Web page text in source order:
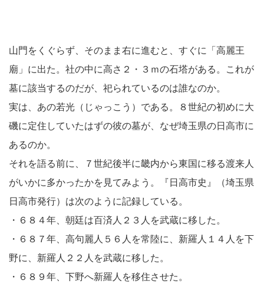
山門をくぐらず、そのまま右に進むと、すぐに「高麗王
廟」に出た。社の中に高さ２・３ｍの石塔がある。これが
墓に該当するのだが、祀られているのは誰なのか。
実は、あの若光（じゃっこう）である。８世紀の初めに大
磯に定住していたはずの彼の墓が、なぜ埼玉県の日高市に
あるのか。
それを語る前に、７世紀後半に畿内から東国に移る渡来人
がいかに多かったかを見てみよう。『日高市史』（埼玉県
日高市発行）は次のように記録している。
・６８４年、朝廷は百済人２３人を武蔵に移した。
・６８７年、高句麗人５６人を常陸に、新羅人１４人を下
野に、新羅人２２人を武蔵に移した。
・６８９年、下野へ新羅人を移住させた。